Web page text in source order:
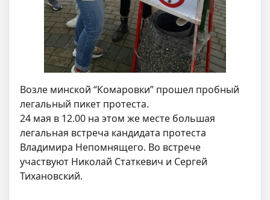
Возле минской “Комаровки” прошел пробный
легальный пикет протеста.
24 мая в 12.00 на этом же месте большая
легальная встреча кандидата протеста
Владимира Непомнящего. Во встрече
участвуют Николай Статкевич и Сергей
Тихановский.